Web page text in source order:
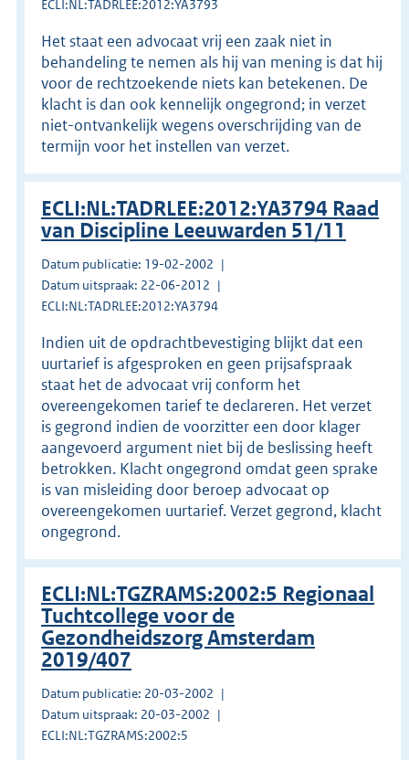
ECLI:NL:TADRLEE:2012:YA3793
Het staat een advocaat vrij een zaak niet in
behandeling te nemen als hij van mening is dat hij
voor de rechtzoekende niets kan betekenen. De
klacht is dan ook kennelijk ongegrond; in verzet
niet-ontvankelijk wegens overschrijding van de
termijn voor het instellen van verzet.
ECLI:NL:TADRLEE:2012:YA3794 Raad
van Discipline Leeuwarden 51/11
Datum publicatie: 19-02-2002
Datum uitspraak: 22-06-2012
ECLI:NL:TADRLEE:2012:YA3794
Indien uit de opdrachtbevestiging blijkt dat een
uurtarief is afgesproken en geen prijsafspraak
staat het de advocaat vrij conform het
overeengekomen tarief te declareren. Het verzet
is gegrond indien de voorzitter een door klager
aangevoerd argument niet bij de beslissing heeft
betrokken. Klacht ongegrond omdat geen sprake
is van misleiding door beroep advocaat op
overeengekomen uurtarief. Verzet gegrond, klacht
ongegrond.
ECLI:NL:TGZRAMS:2002:5 Regionaal
Tuchtcollege voor de
Gezondheidszorg Amsterdam
2019/407
Datum publicatie: 20-03-2002
Datum uitspraak: 20-03-2002
ECLI:NL:TGZRAMS:2002:5